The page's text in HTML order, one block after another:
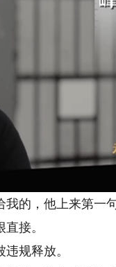
我的，他上来第一
接。
规释放。